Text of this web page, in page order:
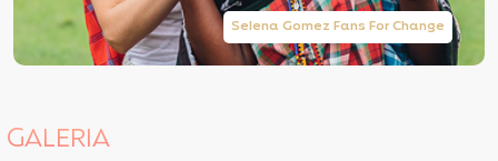
Selena Gomez Fans For Change
GALERIA